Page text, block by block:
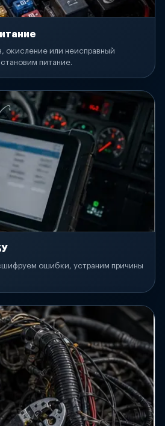
окисление или неисправный
питание.
ошибки, устраним причины